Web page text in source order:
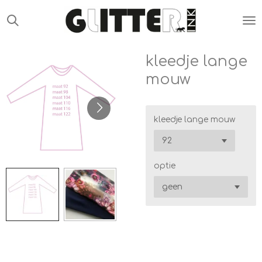
direct
kleedje lange
mouw
kleedje lange mouw
optie